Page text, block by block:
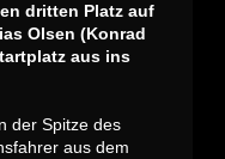
dritten Platz auf
Olsen (Konrad
aus ins
der Spitze des
aus dem